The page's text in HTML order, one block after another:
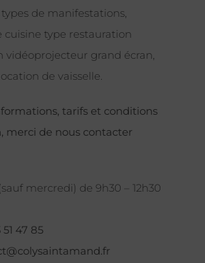
de manifestations,
cuisine type restauration
vidéoprojecteur grand écran,
de vaisselle.
tarifs et conditions
merci de nous contacter
mercredi) de 9h30 – 12h30
51 47 85